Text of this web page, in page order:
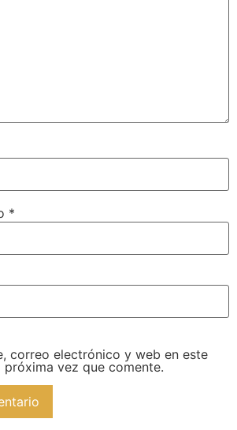
*
correo electrónico y web en este
vez que comente.